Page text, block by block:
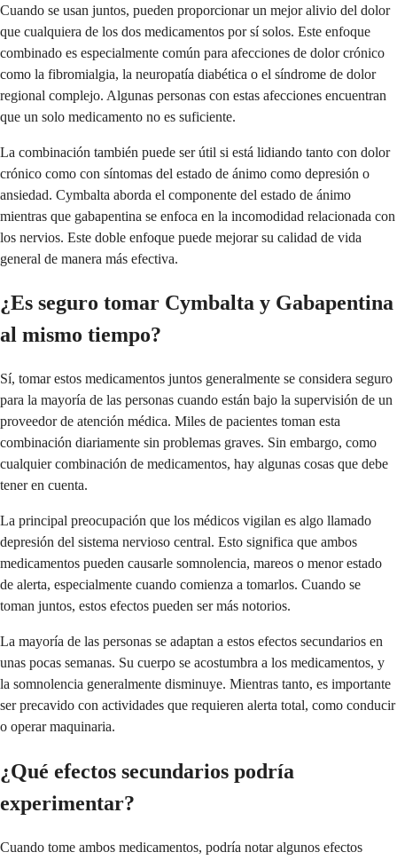
Cuando se usan juntos, pueden proporcionar un mejor alivio del dolor
que cualquiera de los dos medicamentos por sí solos. Este enfoque
combinado es especialmente común para afecciones de dolor crónico
como la fibromialgia, la neuropatía diabética o el síndrome de dolor
regional complejo. Algunas personas con estas afecciones encuentran
que un solo medicamento no es suficiente.
La combinación también puede ser útil si está lidiando tanto con dolor
crónico como con síntomas del estado de ánimo como depresión o
ansiedad. Cymbalta aborda el componente del estado de ánimo
mientras que gabapentina se enfoca en la incomodidad relacionada con
los nervios. Este doble enfoque puede mejorar su calidad de vida
general de manera más efectiva.
¿Es seguro tomar Cymbalta y Gabapentina
al mismo tiempo?
Sí, tomar estos medicamentos juntos generalmente se considera seguro
para la mayoría de las personas cuando están bajo la supervisión de un
proveedor de atención médica. Miles de pacientes toman esta
combinación diariamente sin problemas graves. Sin embargo, como
cualquier combinación de medicamentos, hay algunas cosas que debe
tener en cuenta.
La principal preocupación que los médicos vigilan es algo llamado
depresión del sistema nervioso central. Esto significa que ambos
medicamentos pueden causarle somnolencia, mareos o menor estado
de alerta, especialmente cuando comienza a tomarlos. Cuando se
toman juntos, estos efectos pueden ser más notorios.
La mayoría de las personas se adaptan a estos efectos secundarios en
unas pocas semanas. Su cuerpo se acostumbra a los medicamentos, y
la somnolencia generalmente disminuye. Mientras tanto, es importante
ser precavido con actividades que requieren alerta total, como conducir
o operar maquinaria.
¿Qué efectos secundarios podría
experimentar?
Cuando tome ambos medicamentos, podría notar algunos efectos